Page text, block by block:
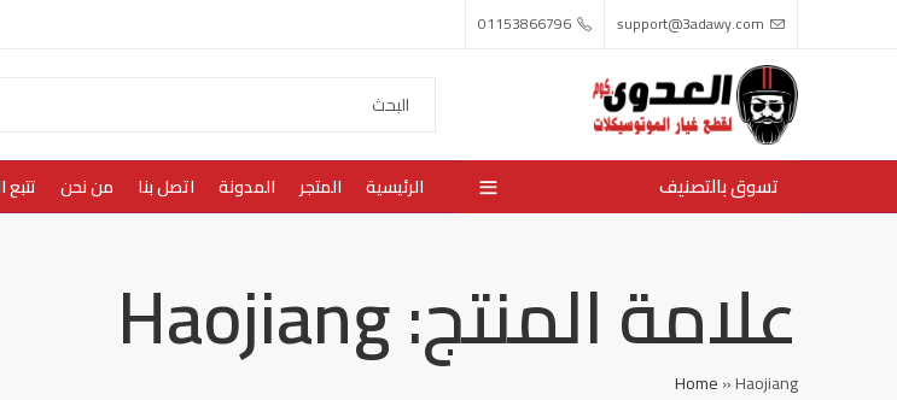
support@3adawy.com
01153866796
تسوق بالتصنيف الرئيسية المتجر المدونة اتصل بنا من نحن تتبع
علامة المنتج: Haojiang
Home»Haojiang